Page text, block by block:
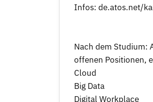
Infos: de.atos.net/
Nach dem Studium:
offenen Positionen,
Cloud
Big Data
Digital Workplace